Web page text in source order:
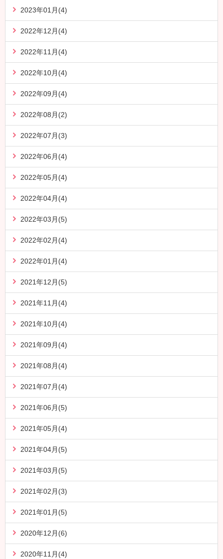
2023年01月(4)
2022年12月(4)
2022年11月(4)
2022年10月(4)
2022年09月(4)
2022年08月(2)
2022年07月(3)
2022年06月(4)
2022年05月(4)
2022年04月(4)
2022年03月(5)
2022年02月(4)
2022年01月(4)
2021年12月(5)
2021年11月(4)
2021年10月(4)
2021年09月(4)
2021年08月(4)
2021年07月(4)
2021年06月(5)
2021年05月(4)
2021年04月(5)
2021年03月(5)
2021年02月(3)
2021年01月(5)
2020年12月(6)
2020年11月(4)